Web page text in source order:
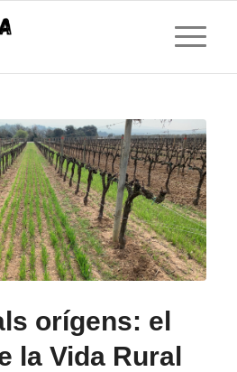
orígens: el
la Vida Rural